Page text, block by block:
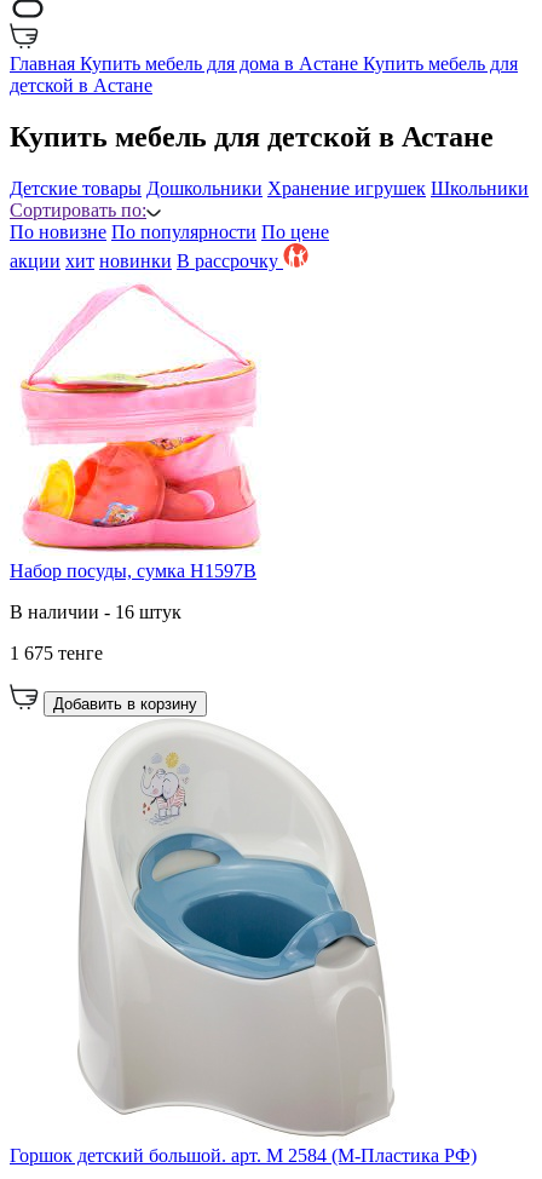
Главная Купить мебель для дома в Астане Купить мебель для
детской в Астане
Купить мебель для детской в Астане
Детcкие товары Дошкольники Хранение игрушек Школьники
Сортировать по:
По новизне По популярности По цене
акции хит новинки B рассрочку
Набор посуды, сумка H1597B
В наличии - 16 штук
1 675 тенге
Добавить в корзину
Горшок детский большой. арт. М 2584 (М-Пластика РФ)